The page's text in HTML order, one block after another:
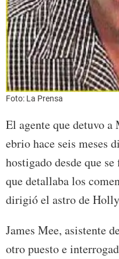
Foto: La Prensa
El agente que detuvo
ebrio hace seis meses
hostigado desde que
que detallaba los
dirigió el astro de
James Mee, asistente
otro puesto e